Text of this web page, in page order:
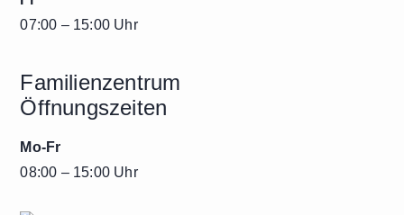
07:00 – 15:00 Uhr
Familienzentrum
Öffnungszeiten
Mo-Fr
08:00 – 15:00 Uhr